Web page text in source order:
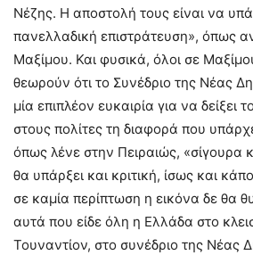
Νέζης. Η αποστολή τους είναι να
πανελλαδική επιστράτευση», όπως
Μαξίμου. Και φυσικά, όλοι σε
θεωρούν ότι το Συνέδριο της Νέας
μία επιπλέον ευκαιρία για να
στους πολίτες τη διαφορά που
όπως λένε στην Πειραιώς, «σίγουρα
θα υπάρξει και κριτική, ίσως και
σε καμία περίπτωση η εικόνα δε θα
αυτά που είδε όλη η Ελλάδα στο
Τουναντίον, στο συνέδριο της Νέας